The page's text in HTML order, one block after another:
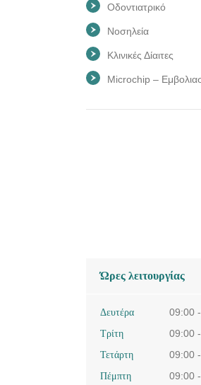
Οδοντιατρικό
Νοσηλεία
Κλινικές Δίαιτες
Microchip –
Ώρες λειτουργίας
Δευτέρα
09:00
Τρίτη
09:00
Τετάρτη
09:00
Πέμπτη
09:00